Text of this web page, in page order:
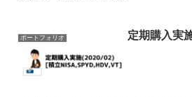
ポートフォリオ 定期購入実